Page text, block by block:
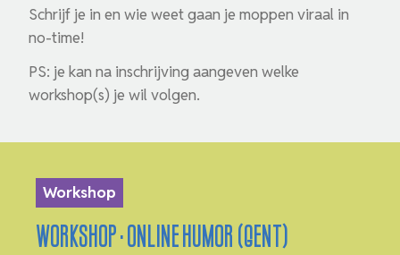
Schrijf je in en wie weet gaan je moppen viraal in
no-time!
PS: je kan na inschrijving aangeven welke
workshop(s) je wil volgen.
Workshop
WORKSHOP · ONLINE HUMOR (GENT)